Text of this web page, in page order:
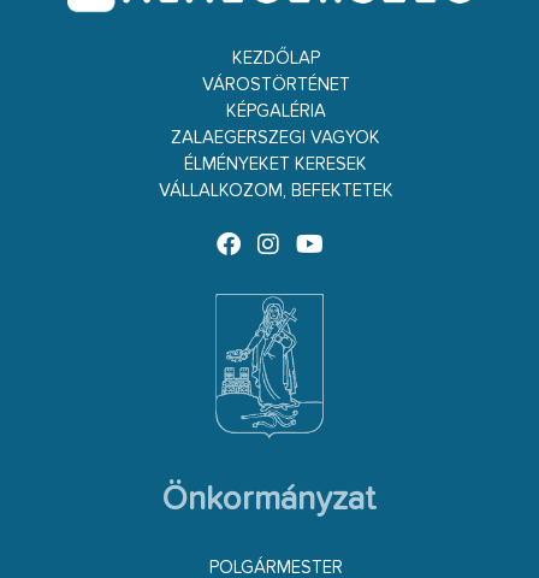
KEZDŐLAP
VÁROSTÖRTÉNET
KÉPGALÉRIA
ZALAEGERSZEGI VAGYOK
ÉLMÉNYEKET KERESEK
VÁLLALKOZOM, BEFEKTETEK
Önkormányzat
POLGÁRMESTER